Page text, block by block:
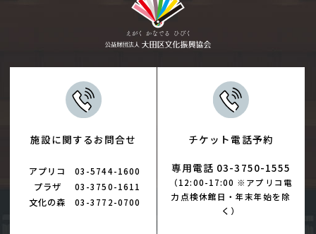
施設に関するお問合せ
アプリコ 03-5744-1600
プラザ 03-3750-1611
文化の森 03-3772-0700
チケット電話予約
専用電話 03-3750-1555
（12:00-17:00 ※アプリコ電
力点検休館日・年末年始を除
く）